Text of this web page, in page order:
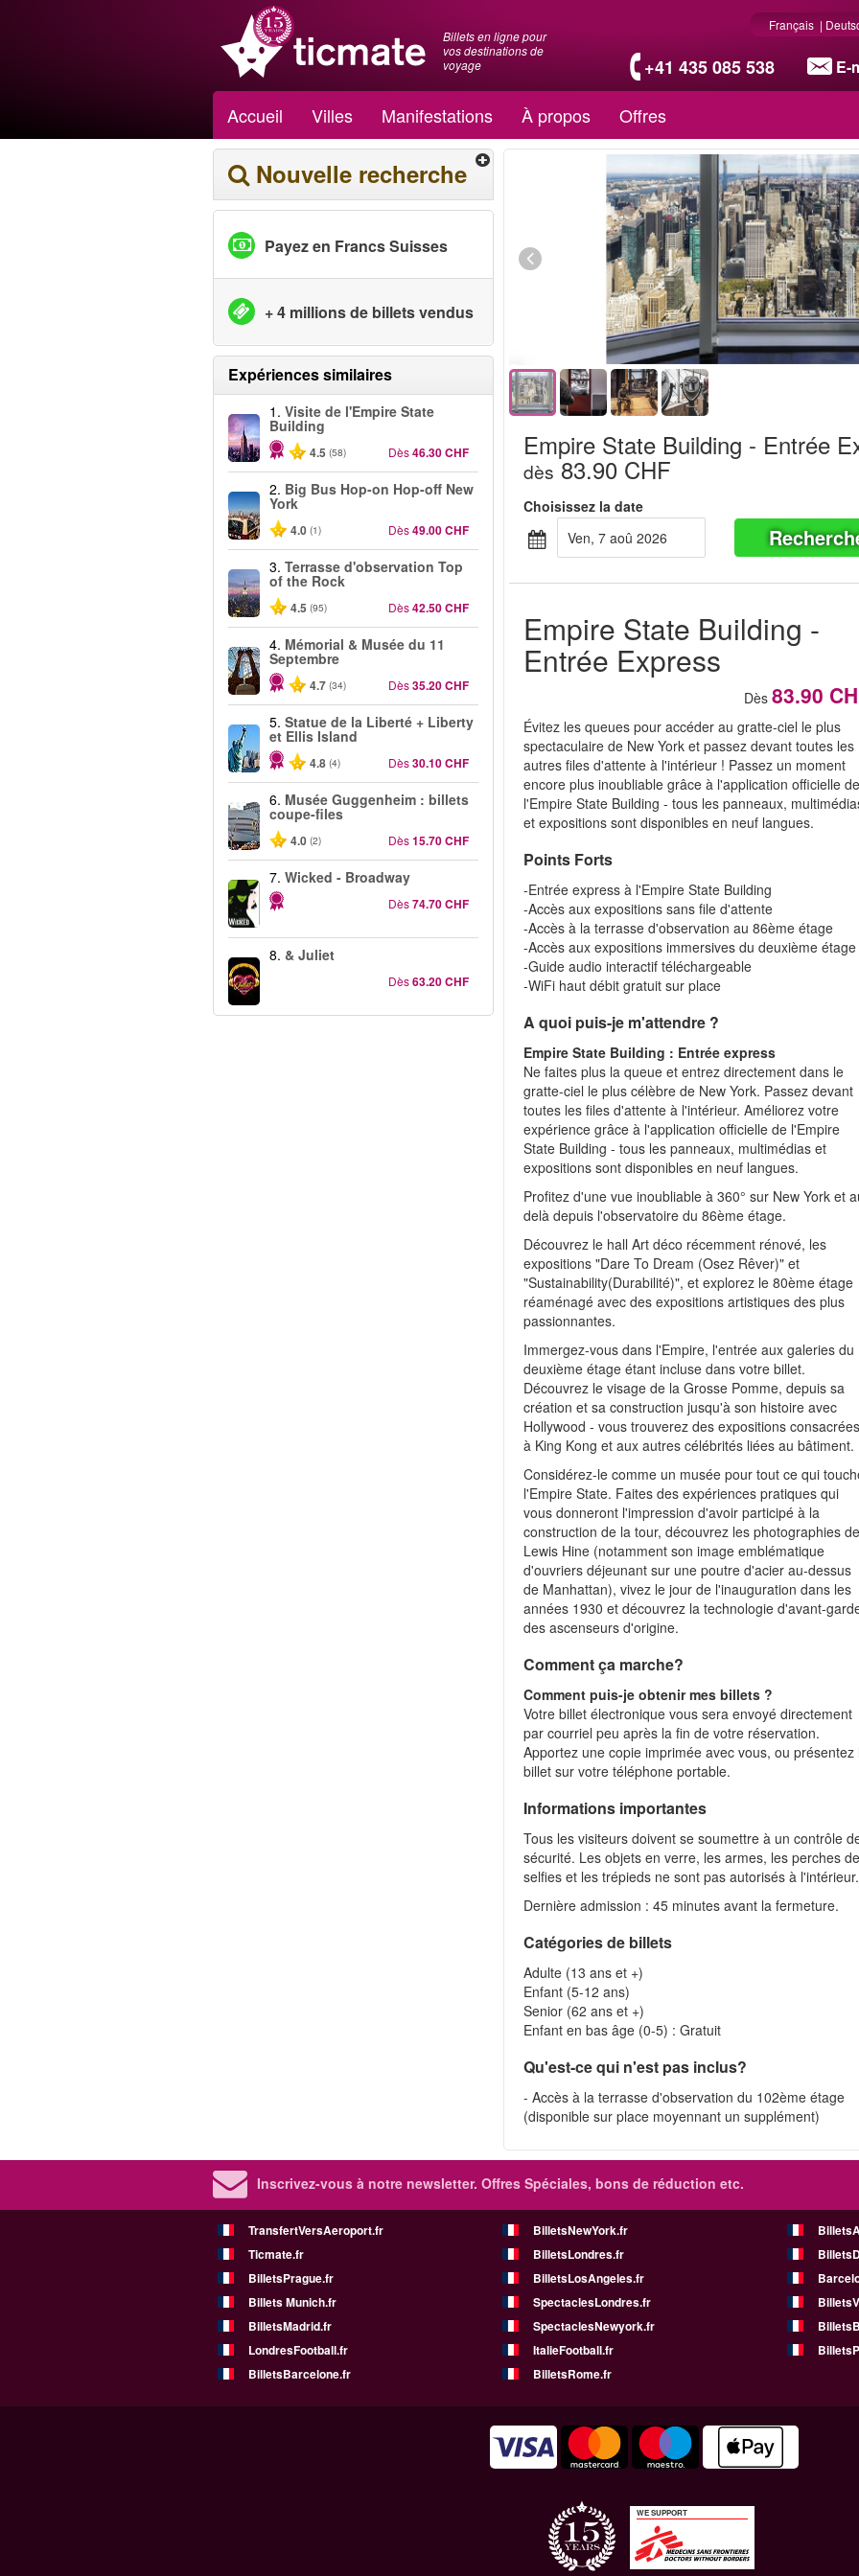
Billets en ligne pour
vos destinations de
voyage
+41 435 085 538 E-
Français |
Accueil Villes Manifestations À propos Offres
Nouvelle recherche
Payez en Francs Suisses
+ 4 millions de billets vendus
Expériences similaires
1. Visite de l'Empire State
Building
4.5 (58) Dès46.30 CHF
2. Big Bus Hop-on Hop-off New
York
4.0 (1) Dès49.00 CHF
3. Terrasse d'observation Top
of the Rock
4.5 (95) Dès42.50 CHF
4. Mémorial & Musée du 11
Septembre
4.7 (34) Dès35.20 CHF
5. Statue de la Liberté + Liberty
et Ellis Island
4.8 (4) Dès30.10 CHF
6. Musée Guggenheim : billets
coupe-files
4.0 (2) Dès15.70 CHF
7. Wicked - Broadway
Dès74.70 CHF
8. & Juliet
Dès63.20 CHF
Empire State Building - Entrée
dès 83.90 CHF
Choisissez la date
ven, 7 aoû 2026
Empire State Building -
Entrée Express
Dès 83.90
Évitez les queues pour accéder au gratte-ciel le plus
spectaculaire de New York et passez devant toutes les
autres files d'attente à l'intérieur ! Passez un moment
encore plus inoubliable grâce à l'application officielle de
l'Empire State Building - tous les panneaux,
et expositions sont disponibles en neuf langues.
Points Forts
-Entrée express à l'Empire State Building
-Accès aux expositions sans file d'attente
-Accès à la terrasse d'observation au 86ème étage
-Accès aux expositions immersives du deuxième étage
-Guide audio interactif téléchargeable
-WiFi haut débit gratuit sur place
A quoi puis-je m'attendre ?
Empire State Building : Entrée express
Ne faites plus la queue et entrez directement dans le
gratte-ciel le plus célèbre de New York. Passez devant
toutes les files d'attente à l'intérieur. Améliorez votre
expérience grâce à l'application officielle de l'Empire
State Building - tous les panneaux, multimédias et
expositions sont disponibles en neuf langues.
Profitez d'une vue inoubliable à 360° sur New York et
delà depuis l'observatoire du 86ème étage.
Découvrez le hall Art déco récemment rénové, les
expositions "Dare To Dream (Osez Rêver)" et
"Sustainability(Durabilité)", et explorez le 80ème étage
réaménagé avec des expositions artistiques des plus
passionnantes.
Immergez-vous dans l'Empire, l'entrée aux galeries du
deuxième étage étant incluse dans votre billet.
Découvrez le visage de la Grosse Pomme, depuis sa
création et sa construction jusqu'à son histoire avec
Hollywood - vous trouverez des expositions consacrées
à King Kong et aux autres célébrités liées au bâtiment.
Considérez-le comme un musée pour tout ce qui
l'Empire State. Faites des expériences pratiques qui
vous donneront l'impression d'avoir participé à la
construction de la tour, découvrez les photographies de
Lewis Hine (notamment son image emblématique
d'ouvriers déjeunant sur une poutre d'acier au-dessus
de Manhattan), vivez le jour de l'inauguration dans les
années 1930 et découvrez la technologie d'avant-
des ascenseurs d'origine.
Comment ça marche?
Comment puis-je obtenir mes billets ?
Votre billet électronique vous sera envoyé directement
par courriel peu après la fin de votre réservation.
Apportez une copie imprimée avec vous, ou présentez
billet sur votre téléphone portable.
Informations importantes
Tous les visiteurs doivent se soumettre à un contrôle
sécurité. Les objets en verre, les armes, les perches de
selfies et les trépieds ne sont pas autorisés à l'intérieur.
Dernière admission : 45 minutes avant la fermeture.
Catégories de billets
Adulte (13 ans et +)
Enfant (5-12 ans)
Senior (62 ans et +)
Enfant en bas âge (0-5) : Gratuit
Qu'est-ce qui n'est pas inclus?
- Accès à la terrasse d'observation du 102ème étage
(disponible sur place moyennant un supplément)
Inscrivez-vous à notre newsletter. Offres Spéciales, bons de réduction etc.
TransfertVersAeroport.fr BilletsNewYork.fr
Ticmate.fr
BilletsLondres.fr
BilletsPrague.fr
BilletsLosAngeles.fr
Billets Munich.fr
SpectaclesLondres.fr
BilletsMadrid.fr
SpectaclesNewyork.fr
LondresFootball.fr
ItalieFootball.fr
BilletsBarcelone.fr
BilletsRome.fr
WE SUPPORT